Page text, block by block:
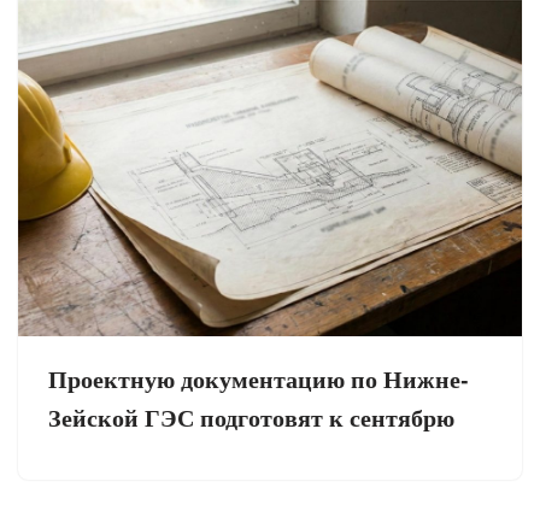
Проектную документацию по Нижне-
Зейской ГЭС подготовят к сентябрю